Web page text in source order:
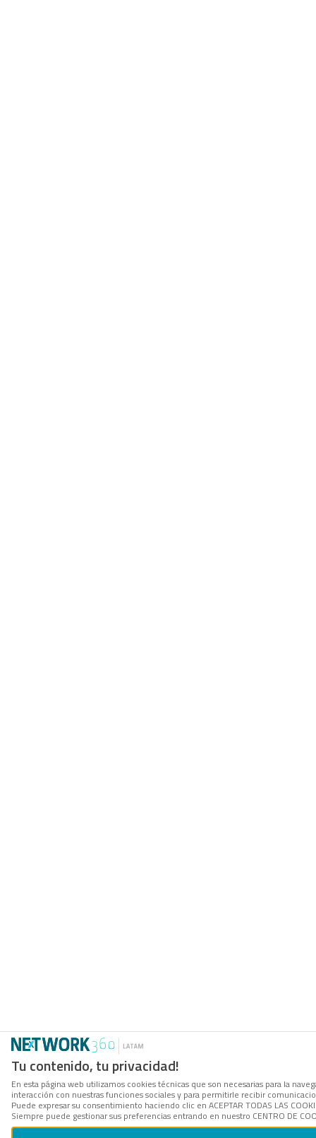
Tu contenido, tu privacidad!
En esta página web utilizamos cookies técnicas que son necesarias para la
interacción con nuestras funciones sociales y para permitirle recibir
Puede expresar su consentimiento haciendo clic en ACEPTAR TODAS LAS
Siempre puede gestionar sus preferencias entrando en nuestro CENTRO DE